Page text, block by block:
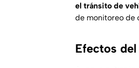
el tránsito de
de monitoreo de
Efectos